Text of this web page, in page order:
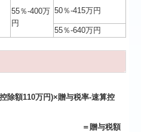
55％-400万
円
50％-415万円
55％-640万円
除額110万円)×贈与税率-速算控
＝贈与税額